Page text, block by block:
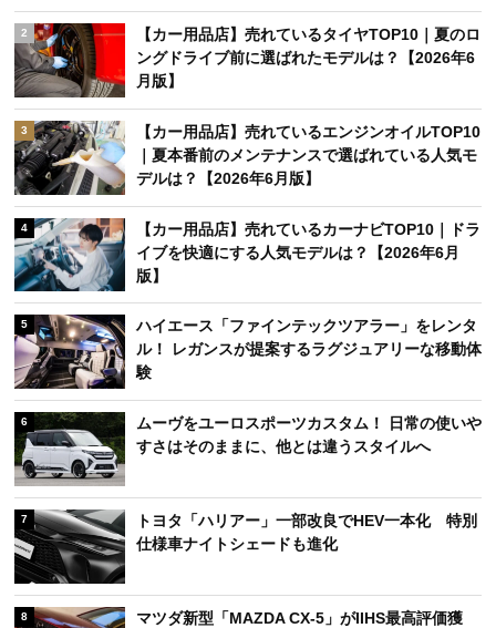
2
【カー用品店】売れているタイヤTOP10｜夏のロ
ングドライブ前に選ばれたモデルは？【2026年6
月版】
3
【カー用品店】売れているエンジンオイルTOP10
｜夏本番前のメンテナンスで選ばれている人気モ
デルは？【2026年6月版】
4
【カー用品店】売れているカーナビTOP10｜ドラ
イブを快適にする人気モデルは？【2026年6月
版】
5
ハイエース「ファインテックツアラー」をレンタ
ル！ レガンスが提案するラグジュアリーな移動体
験
6
ムーヴをユーロスポーツカスタム！ 日常の使いや
すさはそのままに、他とは違うスタイルへ
7
トヨタ「ハリアー」一部改良でHEV一本化 特別
仕様車ナイトシェードも進化
8
マツダ新型「MAZDA CX-5」がIIHS最高評価獲